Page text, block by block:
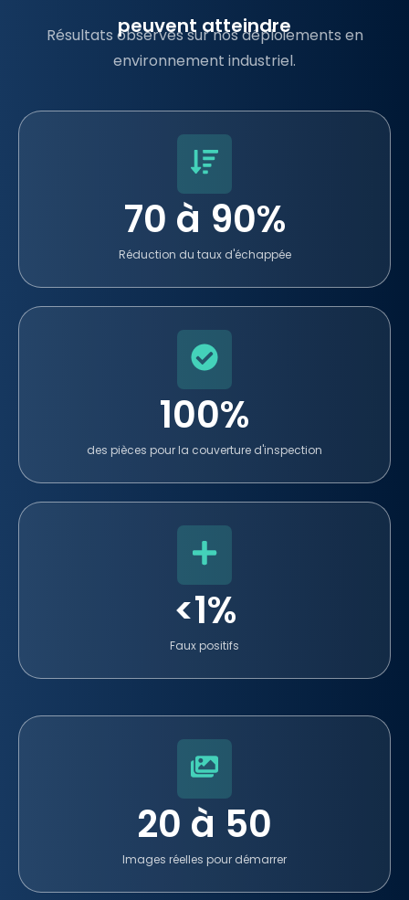
peuvent atteindre
Résultats observés sur nos déploiements en
environnement industriel.
70 à 90%
Réduction du taux d'échappée
100%
des pièces pour la couverture d'inspection
<1%
Faux positifs
20 à 50
Images réelles pour démarrer